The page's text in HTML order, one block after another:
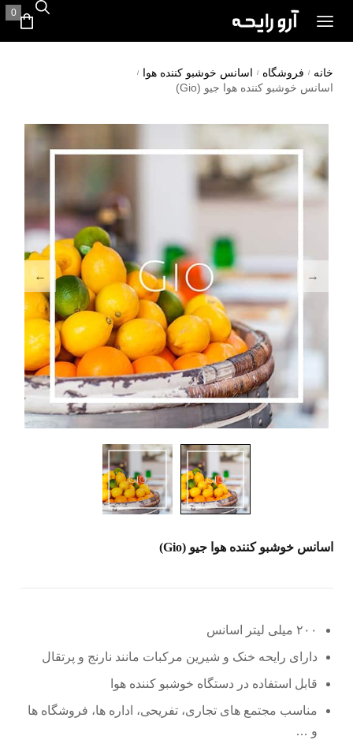
0
خانه / فروشگاه / اسانس خوشبو کننده هوا /
اسانس خوشبو کننده هوا جیو (Gio)
اسانس خوشبو کننده هوا جیو (Gio)
۲۰۰ میلی لیتر اسانس
دارای رایحه خنک و شیرین مرکبات مانند نارنج و پرتقال
قابل استفاده در دستگاه خوشبو کننده هوا
مناسب مجتمع های تجاری، تفریحی، اداره ها، فروشگاه ها
و …